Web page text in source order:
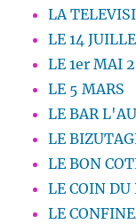
LA
LE 14
LE 1er MAI
LE 5 MARS
LE BAR
LE
LE BON
LE COIN DU
LE